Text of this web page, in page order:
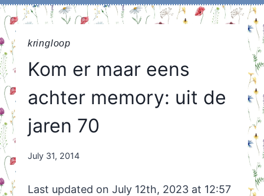
kringloop
Kom er maar eens
achter memory: uit de
jaren 70
By
July 31, 2014
Last updated on July 12th, 2023 at 12:57